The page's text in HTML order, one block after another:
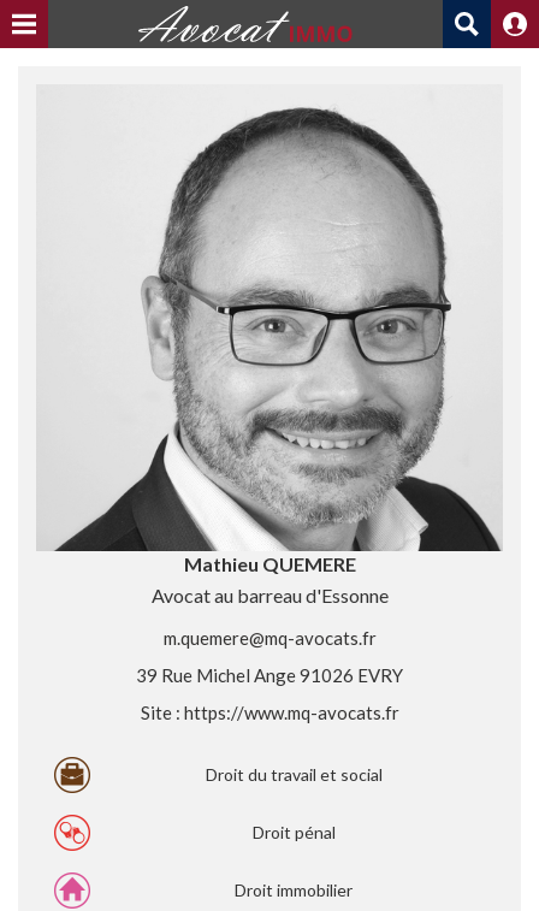
Mathieu QUEMERE
Avocat au barreau d'Essonne
m.quemere@mq-avocats.fr
39 Rue Michel Ange 91026 EVRY
Site : https://www.mq-avocats.fr
Droit du travail et social
Droit pénal
Droit immobilier